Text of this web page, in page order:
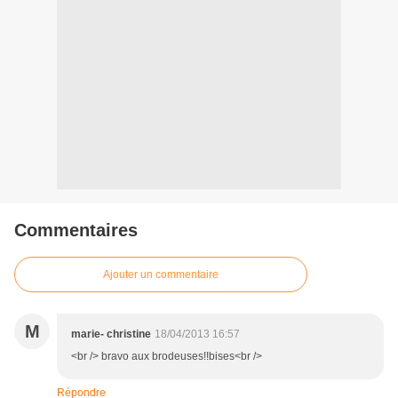
Commentaires
Ajouter un commentaire
M marie- christine 18/04/2013 16:57
<br /> bravo aux brodeuses!!bises<br />
Répondre